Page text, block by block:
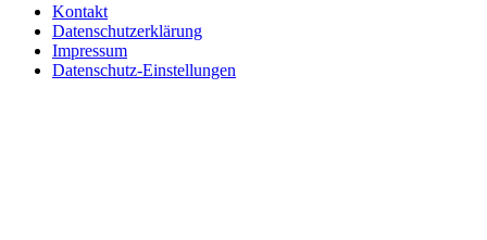
Kontakt
Datenschutzerklärung
Impressum
Datenschutz-Einstellungen